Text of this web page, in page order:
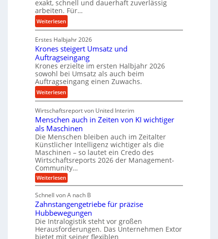
t
a
n
d
a
l
s
e
n
s
o
r
e
n
w
i
n
e
t
r
i
e
b
u
n
d
H
y
d
r
a
u
l
k
i
m
V
exakt, schnell und dauerhaft zuverlässig
arbeiten. Für…
Weiterlesen:
P
r
ä
z
i
s
e
u
n
d
l
a
n
g
l
e
b
i
g
e
K
u
g
Erstes Halbjahr 2026
Krones steigert Umsatz und
Auftragseingang
Krones erzielte im ersten Halbjahr 2026
sowohl bei Umsatz als auch beim
Auftragseingang einen Zuwachs.
Weiterlesen:
K
r
o
n
e
s
s
t
e
i
g
e
r
t
U
Wirtschaftsreport von United Interim
Menschen auch in Zeiten von KI wichtiger
als Maschinen
Die Menschen bleiben auch im Zeitalter
Künstlicher Intelligenz wichtiger als die
Maschinen – so lautet ein Credo des
Wirtschaftsreports 2026 der Management-
Community…
Weiterlesen:
M
n
s
c
h
e
n
Schnell von A nach B
Zahnstangengetriebe für präzise
Hubbewegungen
Die Intralogistik steht vor großen
Herausforderungen. Das Unternehmen Extor
bietet mit seiner flexiblen